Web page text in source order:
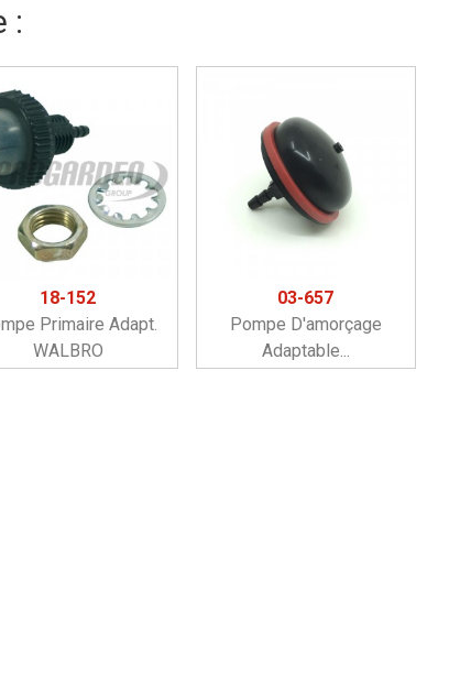
:
18-152
Primaire Adapt.
WALBRO
03-657
Pompe D'amorçage
Adaptable...